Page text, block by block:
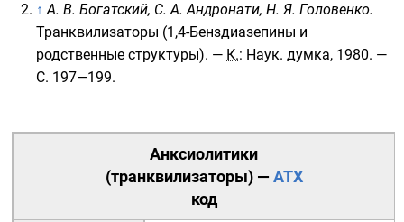
↑ А. В. Богатский, С. А. Андронати, Н. Я. Головенко.
Транквилизаторы (1,4-Бенздиазепины и
родственные структуры). — К.: Наук. думка, 1980. —
С. 197—199.
Анксиолитики
(транквилизаторы) — АТХ
код